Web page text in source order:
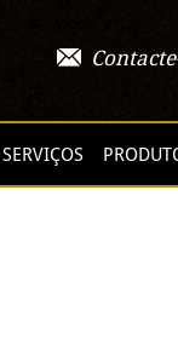
SERVIÇOS